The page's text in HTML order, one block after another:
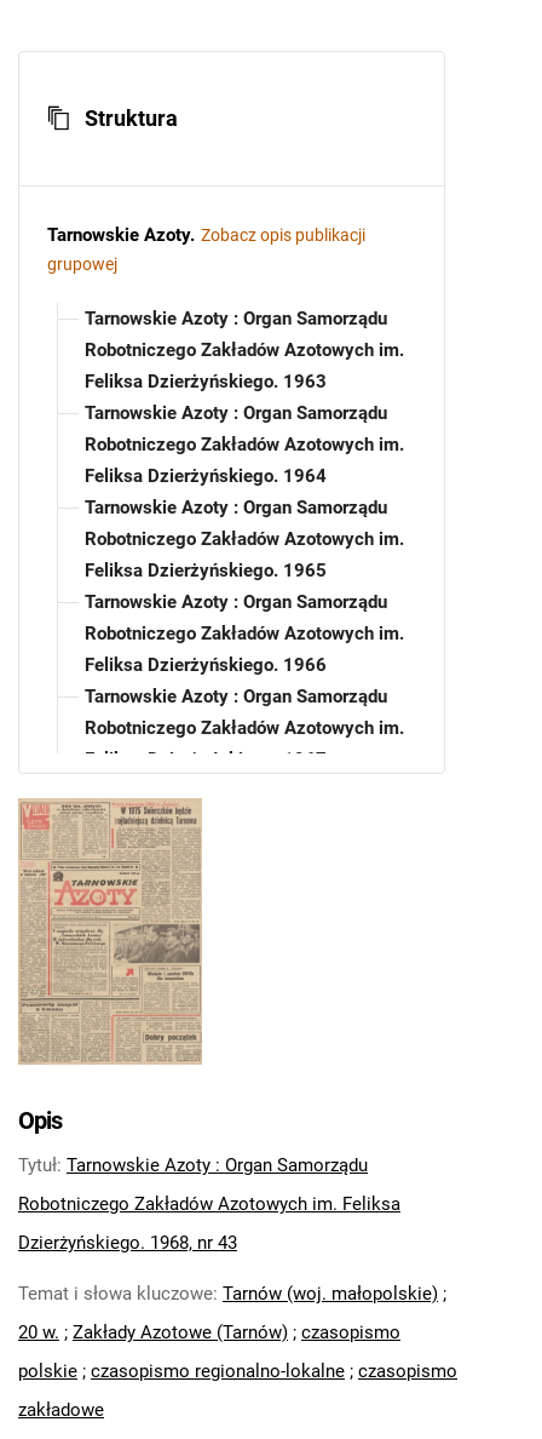
Struktura
Tarnowskie Azoty. Zobacz opis publikacji
grupowej
Tarnowskie Azoty : Organ Samorządu
Robotniczego Zakładów Azotowych im.
Feliksa Dzierżyńskiego. 1963
Tarnowskie Azoty : Organ Samorządu
Robotniczego Zakładów Azotowych im.
Feliksa Dzierżyńskiego. 1964
Tarnowskie Azoty : Organ Samorządu
Robotniczego Zakładów Azotowych im.
Feliksa Dzierżyńskiego. 1965
Tarnowskie Azoty : Organ Samorządu
Robotniczego Zakładów Azotowych im.
Feliksa Dzierżyńskiego. 1966
Tarnowskie Azoty : Organ Samorządu
Robotniczego Zakładów Azotowych im.
Feliksa Dzierżyńskiego. 1967
Robotniczego Zakładów Azotowych im.
Feliksa Dzierżyńskiego. 1968
Tarnowskie Azoty : Organ Samorządu
Robotniczego Zakładów Azotowych im.
Feliksa Dzierżyńskiego. 1968, nr 1
Tarnowskie Azoty : Organ Samorządu
Robotniczego Zakładów Azotowych im.
Feliksa Dzierżyńskiego. 1968, nr 2
Tarnowskie Azoty : Organ Samorządu
Robotniczego Zakładów Azotowych im.
Feliksa Dzierżyńskiego. 1968, nr 4
Robotniczego Zakładów Azotowych im.
Feliksa Dzierżyńskiego. 1968, nr 5
Tarnowskie Azoty : Organ Samorządu
Opis
Tytuł: Tarnowskie Azoty : Organ Samorządu
Robotniczego Zakładów Azotowych im. Feliksa
Dzierżyńskiego. 1968, nr 43
Temat i słowa kluczowe: Tarnów (woj. małopolskie) ;
20 w. ; Zakłady Azotowe (Tarnów) ; czasopismo
polskie ; czasopismo regionalno-lokalne ; czasopismo
zakładowe